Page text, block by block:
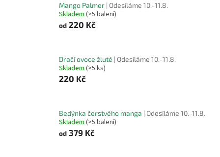
Mango Palmer | Odesíláme 10.-11.8.
Skladem (>5 balení)
od 220 Kč
Dračí ovoce žluté | Odesíláme 10.-11.8.
Skladem (>5 ks)
220 Kč
Bedýnka čerstvého manga | Odesíláme 10.-11.8.
Skladem (>5 balení)
od 379 Kč